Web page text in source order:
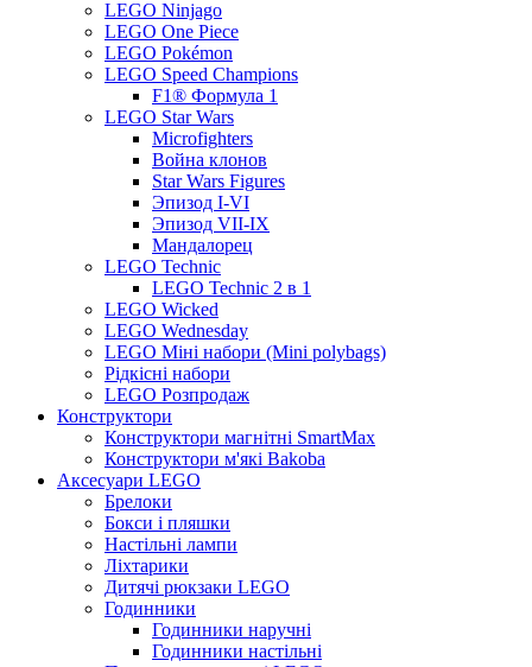
LEGO Ninjago
LEGO One Piece
LEGO Pokémon
LEGO Speed Champions
F1® Формула 1
LEGO Star Wars
Microfighters
Война клонов
Star Wars Figures
Эпизод I-VI
Эпизод VII-IX
Мандалорец
LEGO Technic
LEGO Technic 2 в 1
LEGO Wicked
LEGO Wednesday
LEGO Міні набори (Mini polybags)
Рідкісні набори
LEGO Розпродаж
Конструктори
Конструктори магнітні SmartMax
Конструктори м'які Bakoba
Аксесуари LEGO
Брелоки
Бокси і пляшки
Настільні лампи
Ліхтарики
Дитячі рюкзаки LEGO
Годинники
Годинники наручні
Годинники настільні